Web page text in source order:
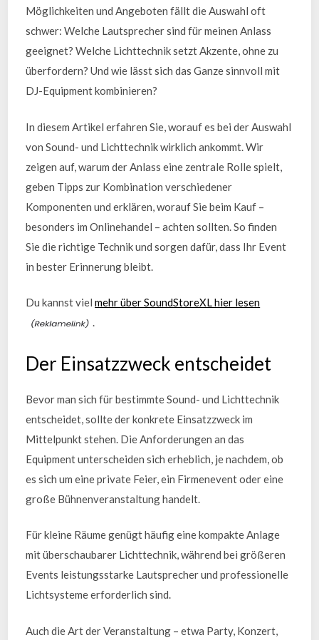
Möglichkeiten und Angeboten fällt die Auswahl oft
schwer: Welche Lautsprecher sind für meinen Anlass
geeignet? Welche Lichttechnik setzt Akzente, ohne zu
überfordern? Und wie lässt sich das Ganze sinnvoll mit
DJ-Equipment kombinieren?
In diesem Artikel erfahren Sie, worauf es bei der Auswahl
von Sound- und Lichttechnik wirklich ankommt. Wir
zeigen auf, warum der Anlass eine zentrale Rolle spielt,
geben Tipps zur Kombination verschiedener
Komponenten und erklären, worauf Sie beim Kauf –
besonders im Onlinehandel – achten sollten. So finden
Sie die richtige Technik und sorgen dafür, dass Ihr Event
in bester Erinnerung bleibt.
Du kannst vielmehr über SoundStoreXL hier lesen
.
Der Einsatzzweck entscheidet
Bevor man sich für bestimmte Sound- und Lichttechnik
entscheidet, sollte der konkrete Einsatzzweck im
Mittelpunkt stehen. Die Anforderungen an das
Equipment unterscheiden sich erheblich, je nachdem, ob
es sich um eine private Feier, ein Firmenevent oder eine
große Bühnenveranstaltung handelt.
Für kleine Räume genügt häufig eine kompakte Anlage
mit überschaubarer Lichttechnik, während bei größeren
Events leistungsstarke Lautsprecher und professionelle
Lichtsysteme erforderlich sind.
Auch die Art der Veranstaltung – etwa Party, Konzert,